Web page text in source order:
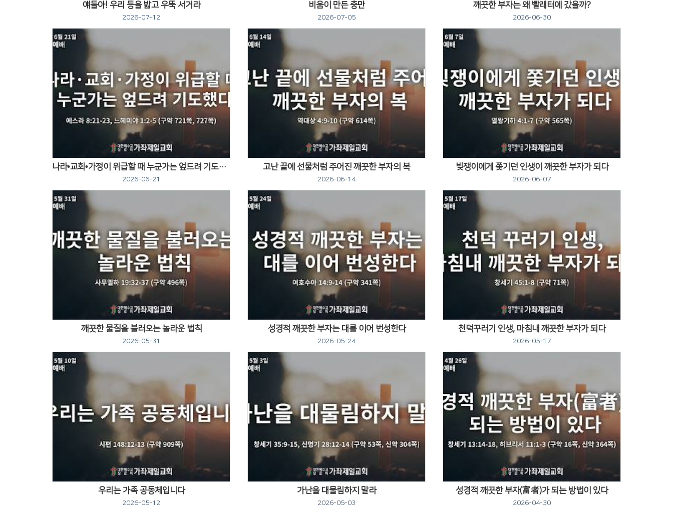
얘들아! 우리 등을 밟고 우뚝 서거라
2026-07-12
비움이 만든 충만
2026-07-05
깨끗한 부자는 왜 빨래터에 갔을까?
2026-06-30
Views
나라•교회•가정이 위급할 때 누군가는 엎드려 기도했다.
2026-06-21
Views
고난 끝에 선물처럼 주어진 깨끗한 부자의 복
2026-06-14
Views
빚쟁이에게 쫓기던 인생이 깨끗한 부자가 되다
2026-06-07
Views
깨끗한 물질을 불러오는 놀라운 법칙
2026-05-31
Views
성경적 깨끗한 부자는 대를 이어 번성한다
2026-05-24
Views
천덕꾸러기 인생, 마침내 깨끗한 부자가 되다
2026-05-17
우리는 가족 공동체입니다
2026-05-12
가난을 대물림하지 말라
2026-05-03
Views
성경적 깨끗한 부자(富者)가 되는 방법이 있다
2026-04-30